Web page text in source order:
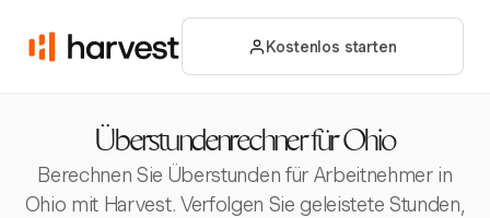
Kostenlos starten
Überstundenrechner für Ohio
Berechnen Sie Überstunden für Arbeitnehmer in
Ohio mit Harvest. Verfolgen Sie geleistete Stunden,